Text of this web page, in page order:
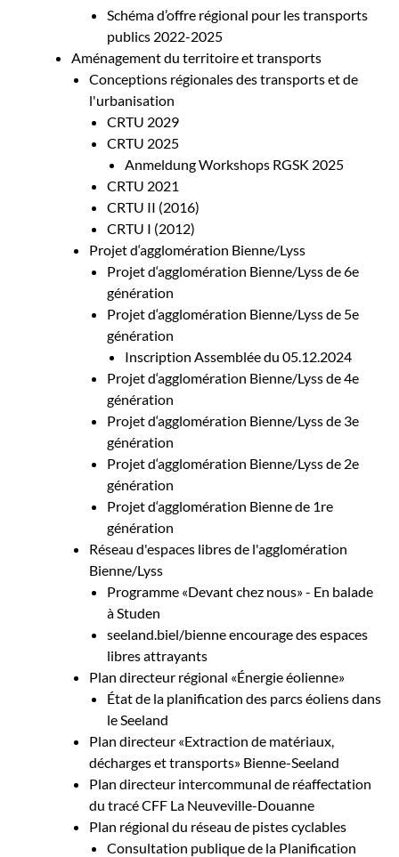
Schéma d’offre régional pour les transports
publics 2022-2025
Aménagement du territoire et transports
Conceptions régionales des transports et de
l'urbanisation
CRTU 2029
CRTU 2025
Anmeldung Workshops RGSK 2025
CRTU 2021
CRTU II (2016)
CRTU I (2012)
Projet d‘agglomération Bienne/Lyss
Projet d‘agglomération Bienne/Lyss de 6e
génération
Projet d‘agglomération Bienne/Lyss de 5e
génération
Inscription Assemblée du 05.12.2024
Projet d‘agglomération Bienne/Lyss de 4e
génération
Projet d‘agglomération Bienne/Lyss de 3e
génération
Projet d‘agglomération Bienne/Lyss de 2e
génération
Projet d‘agglomération Bienne de 1re
génération
Réseau d'espaces libres de l'agglomération
Bienne/Lyss
Programme «Devant chez nous» - En balade
à Studen
seeland.biel/bienne encourage des espaces
libres attrayants
Plan directeur régional «Énergie éolienne»
État de la planification des parcs éoliens dans
le Seeland
Plan directeur «Extraction de matériaux,
décharges et transports» Bienne-Seeland
Plan directeur intercommunal de réaffectation
du tracé CFF La Neuveville-Douanne
Plan régional du réseau de pistes cyclables
Consultation publique de la Planification